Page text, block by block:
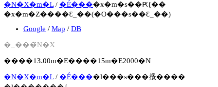
�N�X�m�L/ �É����x�m�s��Ԗ{��
�x�m�Z����Ԑ_��(�O���s��Ԑ_��)
Google / Map / DB
�_���̃N�X
����13.00m�E����15m�E2000�N
�N�X�m�L/ �É����l���s���攪����